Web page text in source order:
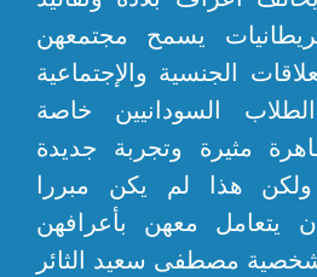
يسمح مجتمعهن
الجنسية والإجتماعية
السودانيين خاصة
مثيرة وتجربة جديدة
ولكن هذا لم يكن مبررا
معهن بأعرافهن
مصطفى سعيد الثائر